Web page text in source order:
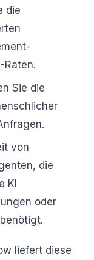
die
Raten.
Sie die
von
die
KI
oder
liefert diese